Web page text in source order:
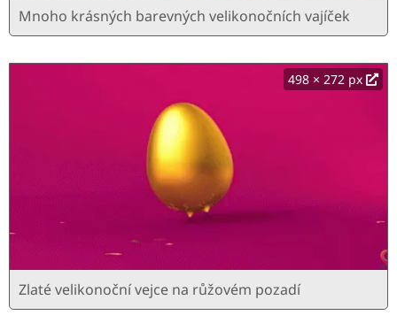
Mnoho krásných barevných velikonočních vajíček
498 × 272 px
Zlaté velikonoční vejce na růžovém pozadí